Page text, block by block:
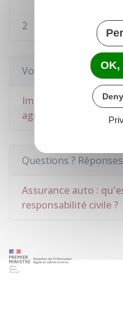
Code des
2
Voir aussi
Immatriculation des
agricoles
Questions ?
Assurance auto :
responsabilité civile ?
OK,